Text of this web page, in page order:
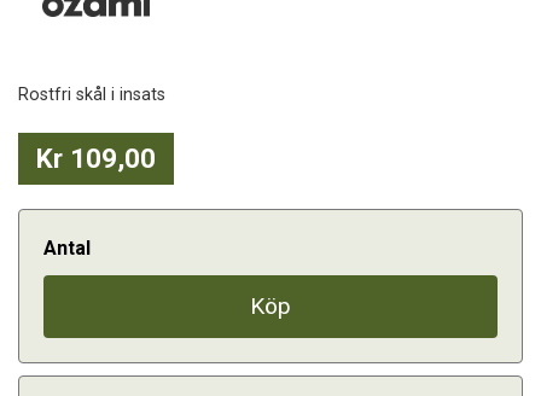
Rostfri skål i insats
Kr 109,00
Antal
Köp